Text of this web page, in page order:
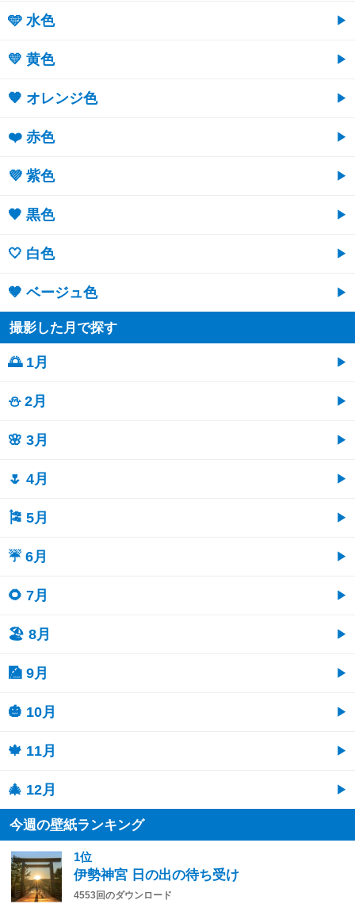
🩵 水色
💛 黄色
🧡 オレンジ色
❤️ 赤色
💜 紫色
🖤 黒色
🤍 白色
🤎 ベージュ色
撮影した月で探す
🌅 1月
⛄ 2月
🌸 3月
🌷 4月
🎏 5月
☔ 6月
🌻 7月
🏖 8月
🎑 9月
🎃 10月
🍁 11月
🎄 12月
今週の壁紙ランキング
1位
伊勢神宮 日の出の待ち受け
4553回のダウンロード